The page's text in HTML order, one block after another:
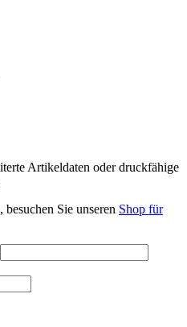
Artikeldaten oder druckfähige
Sie unseren Shop für